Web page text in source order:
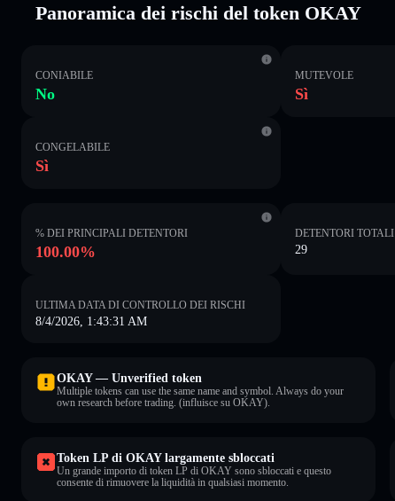
Panoramica dei rischi del token OKAY
CONIABILE
No
MUTEVOLE
Sì
CONGELABILE
Sì
% DEI PRINCIPALI DETENTORI
100.00%
DETENTORI TOTALI
29
ULTIMA DATA DI CONTROLLO DEI RISCHI
8/4/2026, 1:43:31 AM
OKAY — Unverified token
Multiple tokens can use the same name and symbol. Always do your
own research before trading. (influisce su OKAY).
Token LP di OKAY largamente sbloccati
Un grande importo di token LP di OKAY sono sbloccati e questo
consente di rimuovere la liquidità in qualsiasi momento.